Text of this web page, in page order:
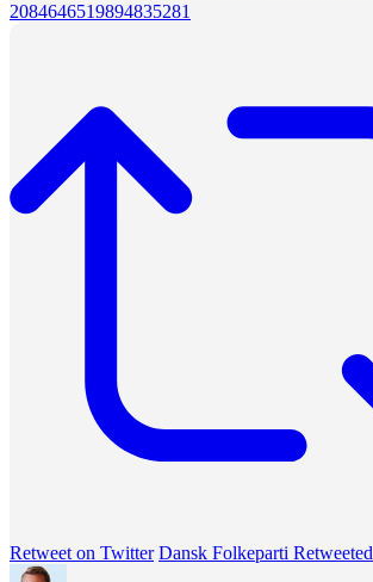
2084646519894835281
Retweet on Twitter Dansk Folkeparti Retweeted